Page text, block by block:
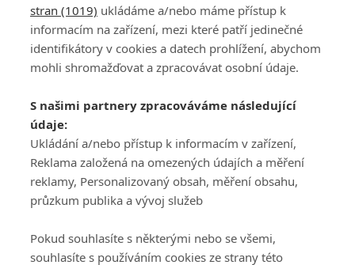
PŘIHLÁSIT
REGISTROVAT
DISKUZE
Šéfredaktorkou webu jePetr Slavík, e-mailserialy@fandimefilmu.cz
Máte-li zájem o inzerci na našem webu napište nám na e-mail
studio@koncal.com
Ochrana osobních údajů|Zásady používání cookies |Pravidla webu
Upravit nastavení soukromí
stran (1019) ukládáme a/nebo máme přístup k
informacím na zařízení, mezi které patří jedinečné
identifikátory v cookies a datech prohlížení, abychom
mohli shromažďovat a zpracovávat osobní údaje.
S našimi partnery zpracováváme následující
údaje:
Ukládání a/nebo přístup k informacím v zařízení,
Reklama založená na omezených údajích a měření
reklamy, Personalizovaný obsah, měření obsahu,
průzkum publika a vývoj služeb
Pokud souhlasíte s některými nebo se všemi,
souhlasíte s používáním cookies ze strany této